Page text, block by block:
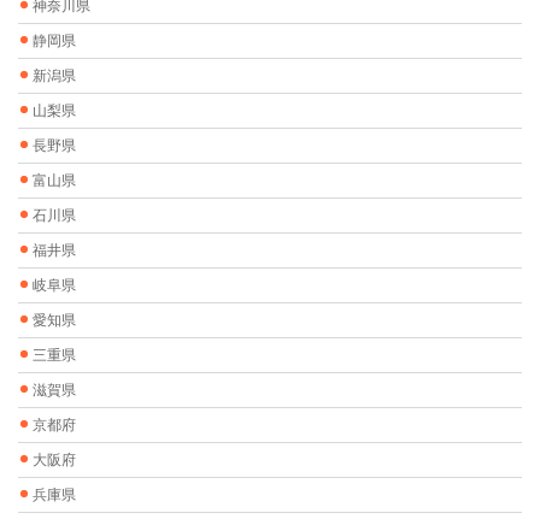
神奈川県
静岡県
新潟県
山梨県
長野県
富山県
石川県
福井県
岐阜県
愛知県
三重県
滋賀県
京都府
大阪府
兵庫県